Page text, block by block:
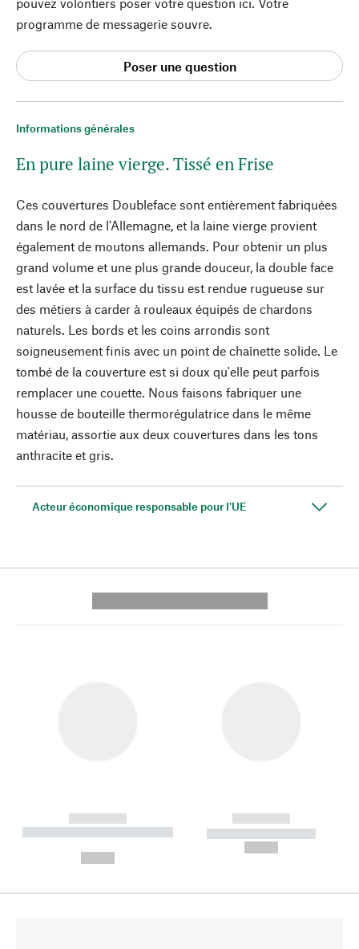
Informations générales
En pure laine vierge. Tissé en Frise
Ces couvertures Doubleface sont entièrement fabriquées
dans le nord de l'Allemagne, et la laine vierge provient
également de moutons allemands. Pour obtenir un plus
grand volume et une plus grande douceur, la double face
est lavée et la surface du tissu est rendue rugueuse sur
des métiers à carder à rouleaux équipés de chardons
naturels. Les bords et les coins arrondis sont
soigneusement finis avec un point de chaînette solide. Le
tombé de la couverture est si doux qu'elle peut parfois
remplacer une couette. Nous faisons fabriquer une
housse de bouteille thermorégulatrice dans le même
matériau, assortie aux deux couvertures dans les tons
anthracite et gris.
Acteur économique responsable pour l'UE
programme de messagerie souvre.
Poser une question
------------
----------- ----------- --------
------------
----------- -----------